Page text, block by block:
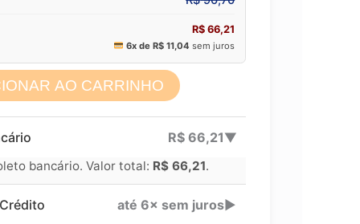
Lucre até
Revenda por
Compre por
AO CARRINHO
R$ 66,21 ▶
bancário. Valor total: R$ 66,21.
até 6× sem juros▶